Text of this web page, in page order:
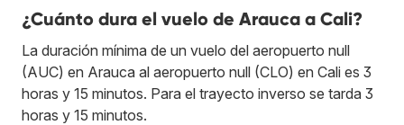
¿Cuánto dura el vuelo de Arauca a Cali?
La duración mínima de un vuelo del aeropuerto null
(AUC) en Arauca al aeropuerto null (CLO) en Cali es 3
horas y 15 minutos. Para el trayecto inverso se tarda 3
horas y 15 minutos.